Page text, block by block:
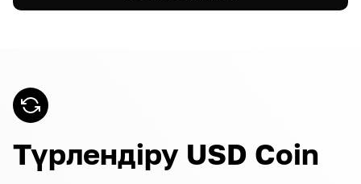
Түрлендіру USD Coin